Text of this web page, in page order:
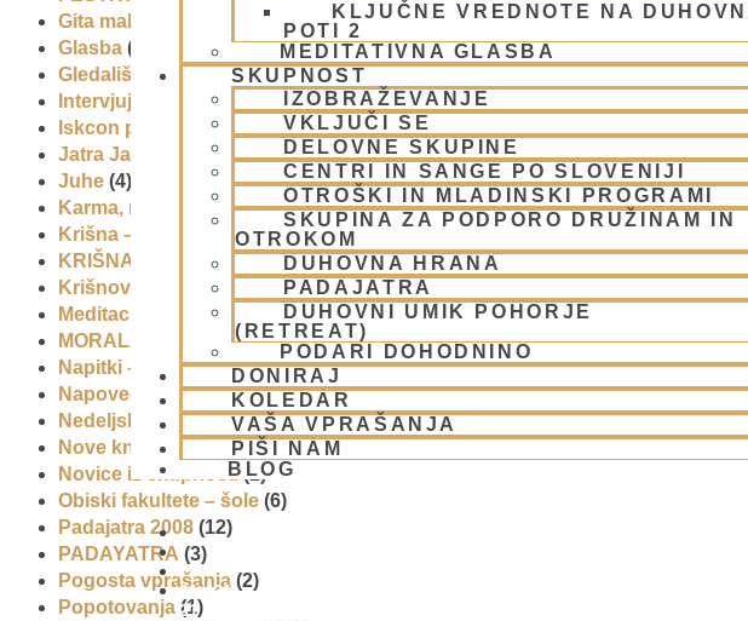
KLJUČNE VREDNOTE NA DUHOVNI
POTI 2
MEDITATIVNA GLASBA
SKUPNOST
IZOBRAŽEVANJE
VKLJUČI SE
DELOVNE SKUPINE
CENTRI IN SANGE PO SLOVENIJI
OTROŠKI IN MLADINSKI PROGRAMI
SKUPINA ZA PODPORO DRUŽINAM IN
OTROKOM
DUHOVNA HRANA
PADAJATRA
DUHOVNI UMIK POHORJE
(RETREAT)
PODARI DOHODNINO
DONIRAJ
KOLEDAR
VAŠA VPRAŠANJA
PIŠI NAM
BLOG
01 431
21 24
Gita mahatmja
Glasba (2)
Gledališke igre
Intervjuji
Iskcon po svetu
(2)
Jatra Javornik 2008(1)
Juhe (4)
Karma, reinkarnacija in bhakti(8)
Krišna – vrhovna božanska oseba
KRIŠNA BAZAR
(1)
Krišnove inkarnacije
Meditacija
MORALA IN ETIKA (5)
Napitki – topli (1)
Napovednik
(10)
Nedeljska predavanja in festivali(1)
Nove knjige
Novice iz skupnosti(1)
Obiski fakultete – šole (6)
Padajatra 2008 (12)
PADAYATRA (3)
Pogosta vprašanja (2)
Popotovanja (1)